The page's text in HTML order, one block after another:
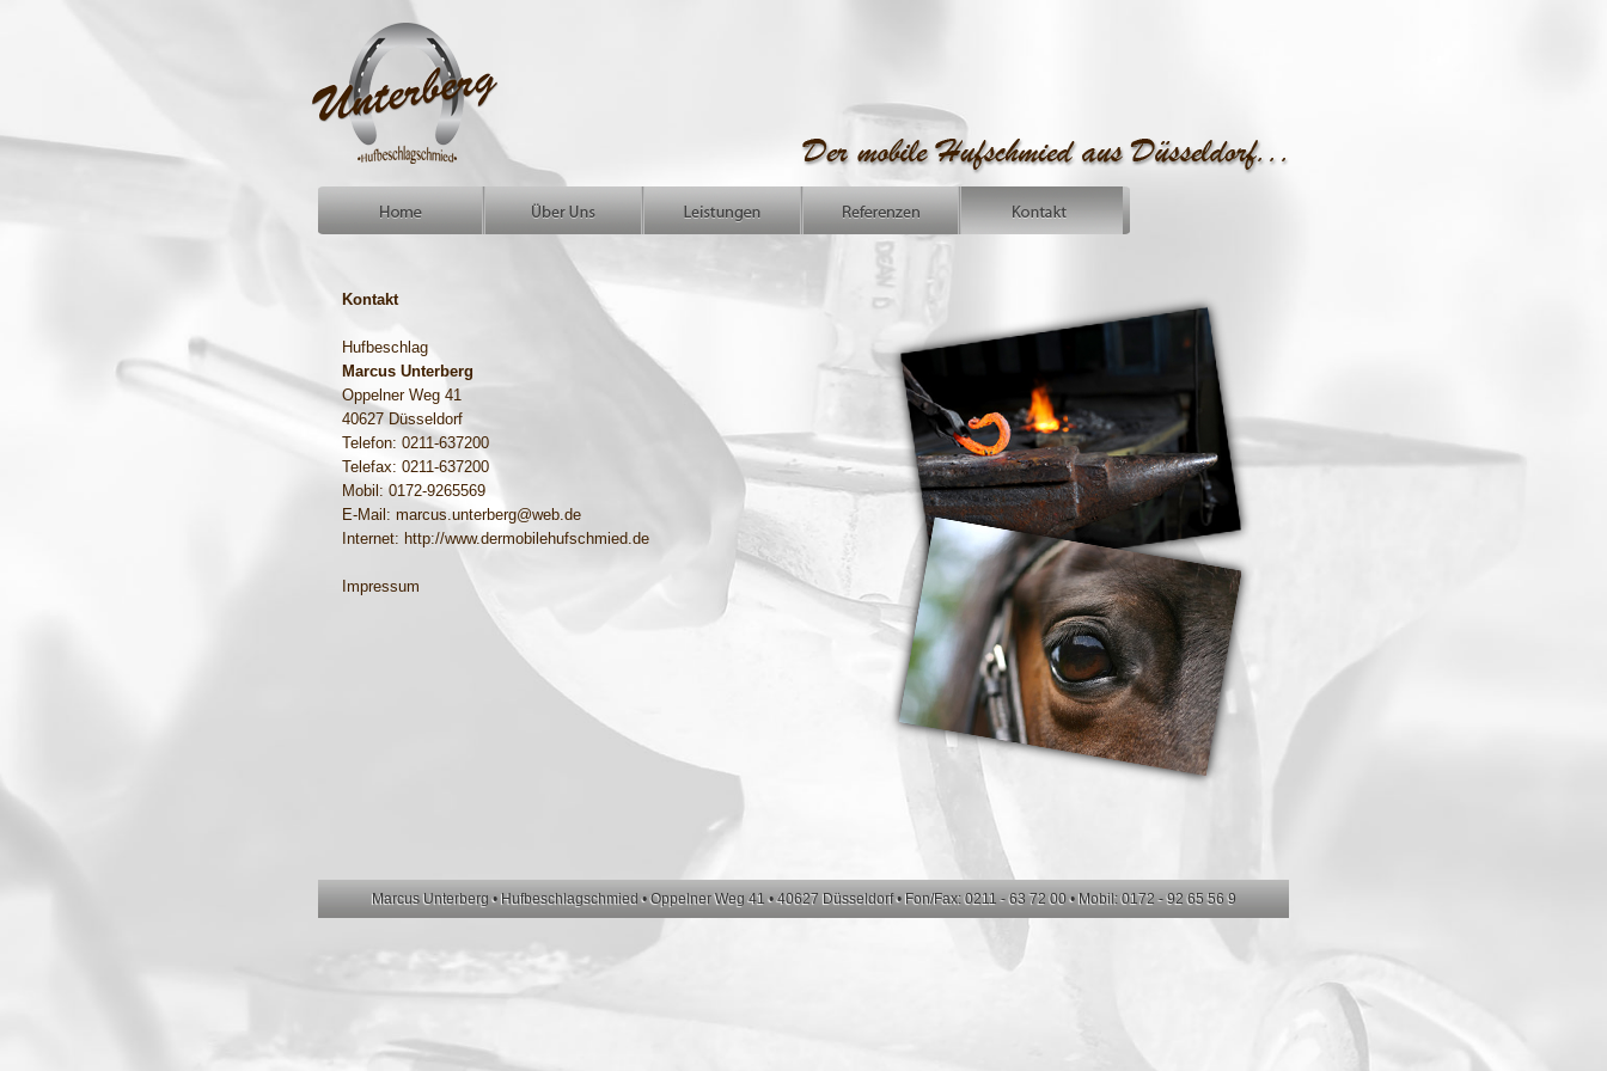
Kontakt
Hufbeschlag
Marcus Unterberg
Oppelner Weg 41
40627 Düsseldorf
Telefon: 0211-637200
Telefax: 0211-637200
Mobil: 0172-9265569
E-Mail: marcus.unterberg@web.de
Internet: http://www.dermobilehufschmied.de
Impressum
Marcus Unterberg • Hufbeschlagschmied • Oppelner Weg 41 • 40627 Düsseldorf • Fon/Fax: 0211 - 63 72 00 • Mobil: 0172 - 92 65 56 9